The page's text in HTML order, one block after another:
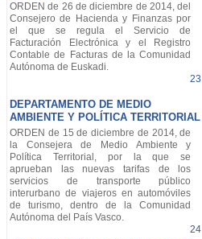
ORDEN de 26 de diciembre de 2014, del
Consejero de Hacienda y Finanzas por
el que se regula el Servicio de
Facturación Electrónica y el Registro
Contable de Facturas de la Comunidad
Autónoma de Euskadi.
23
DEPARTAMENTO DE MEDIO
AMBIENTE Y POLÍTICA TERRITORIAL
ORDEN de 15 de diciembre de 2014, de
la Consejera de Medio Ambiente y
Política Territorial, por la que se
aprueban las nuevas tarifas de los
servicios de transporte público
interurbano de viajeros en automóviles
de turismo, dentro de la Comunidad
Autónoma del País Vasco.
24